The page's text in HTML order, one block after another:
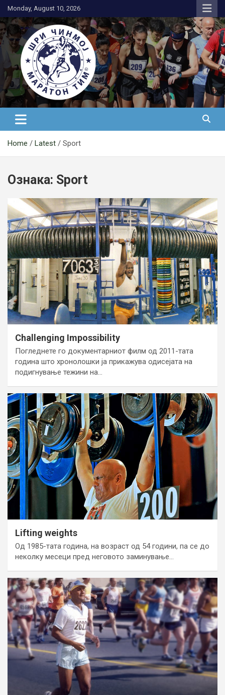
Skip
to
content
Monday, August 10, 2026
АК Шри Чинмој – Шри Чинмој
Маратон Тим®
Home Latest Sport
Ознака: Sport
Challenging Impossibility
Погледнете го документарниот филм од 2011-тата
година што хронолошки ја прикажува одисејата на
подигнување тежини на…
Lifting weights
Од 1985-тата година, на возраст од 54 години, па се до
неколку месеци пред неговото заминување…